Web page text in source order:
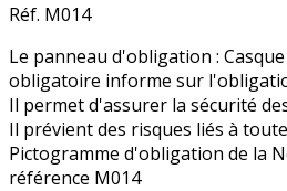
Réf. M014
Le panneau d'obligation :
obligatoire informe sur
Il permet d'assurer la sécurité
Il prévient des risques liés à
Pictogramme d'obligation de la
référence M014